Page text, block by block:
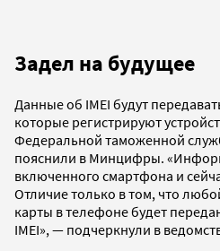
Задел на будущее
Данные об IMEI будут
которые регистрируют
Федеральной таможенной
пояснили в Минцифры.
включенного смартфона и
Отличие только в том, что
карты в телефоне будет
IMEI», — подчеркнули в